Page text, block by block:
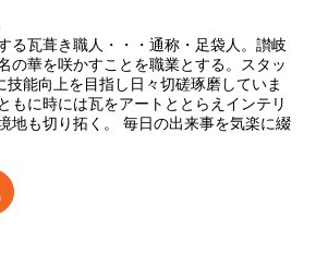
る瓦葺き職人・・・通称・足袋人。讃岐
の華を咲かすことを職業とする。スタッ
技能向上を目指し日々切磋琢磨していま
もに時には瓦をアートととらえインテリ
地も切り拓く。 毎日の出来事を気楽に綴